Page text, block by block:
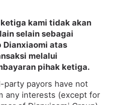
kami tidak akan
selain sebagai
Dianxiaomi atas
melalui
pihak ketiga.
party payors have not
any interests (except for